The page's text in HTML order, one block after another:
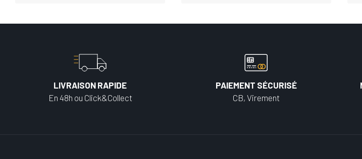
LIVRAISON RAPIDE
En 48h ou Click&Collect
PAIEMENT SÉCURISÉ
CB, Virement